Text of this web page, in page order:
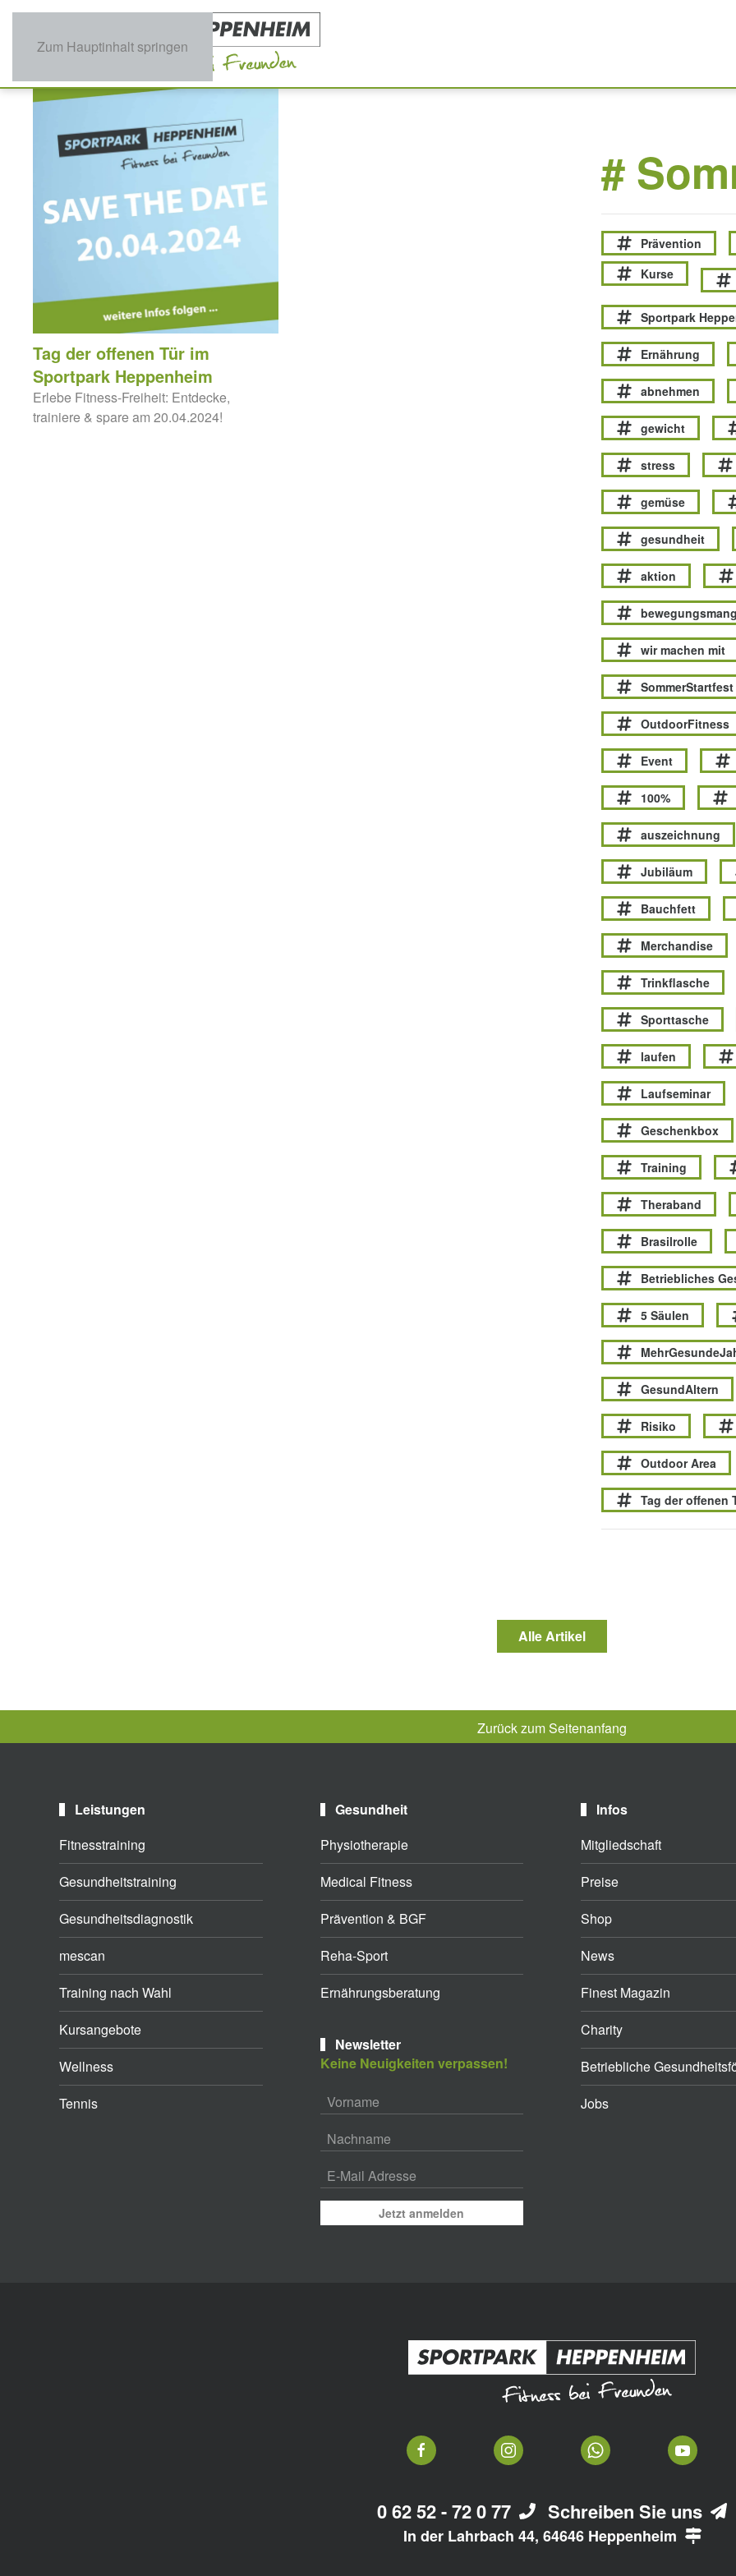
Zum Hauptinhalt springen
#
Prävention
Kurse
Sportpark
Ernährung
abnehmen
gewicht
stress
gemüse
gesundheit
aktion
wir machen mit
SommerStartfest
OutdoorFitness
Event
100%
auszeichnung
Jubiläum
Bauchfett
Merchandise
Trinkflasche
Sporttasche
laufen
Laufseminar
Geschenkbox
Training
Theraband
Brasilrolle
Betriebliches
5 Säulen
GesundAltern
Risiko
Outdoor Area
Tag der offenen
Tag der offenen Tür im
Sportpark Heppenheim
Erlebe Fitness-Freiheit: Entdecke,
trainiere & spare am 20.04.2024!
Alle Artikel
Zurück zum Seitenanfang
Leistungen
Fitnesstraining
Gesundheitstraining
Gesundheitsdiagnostik
mescan
Training nach Wahl
Kursangebote
Wellness
Tennis
Gesundheit
Physiotherapie
Medical Fitness
Prävention & BGF
Reha-Sport
Ernährungsberatung
Newsletter
Keine Neuigkeiten verpassen!
Jetzt anmelden
Infos
Mitgliedschaft
Preise
Shop
News
Finest Magazin
Charity
Betriebliche
Jobs
0 62 52 - 72 0 77 Schreiben Sie uns
In der Lahrbach 44, 64646 Heppenheim